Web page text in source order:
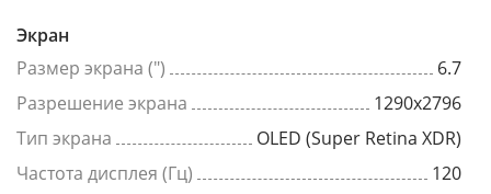
Экран
Размер экрана (")
6.7
Разрешение экрана
1290x2796
Тип экрана
OLED (Super Retina XDR)
Частота дисплея (Гц)
120